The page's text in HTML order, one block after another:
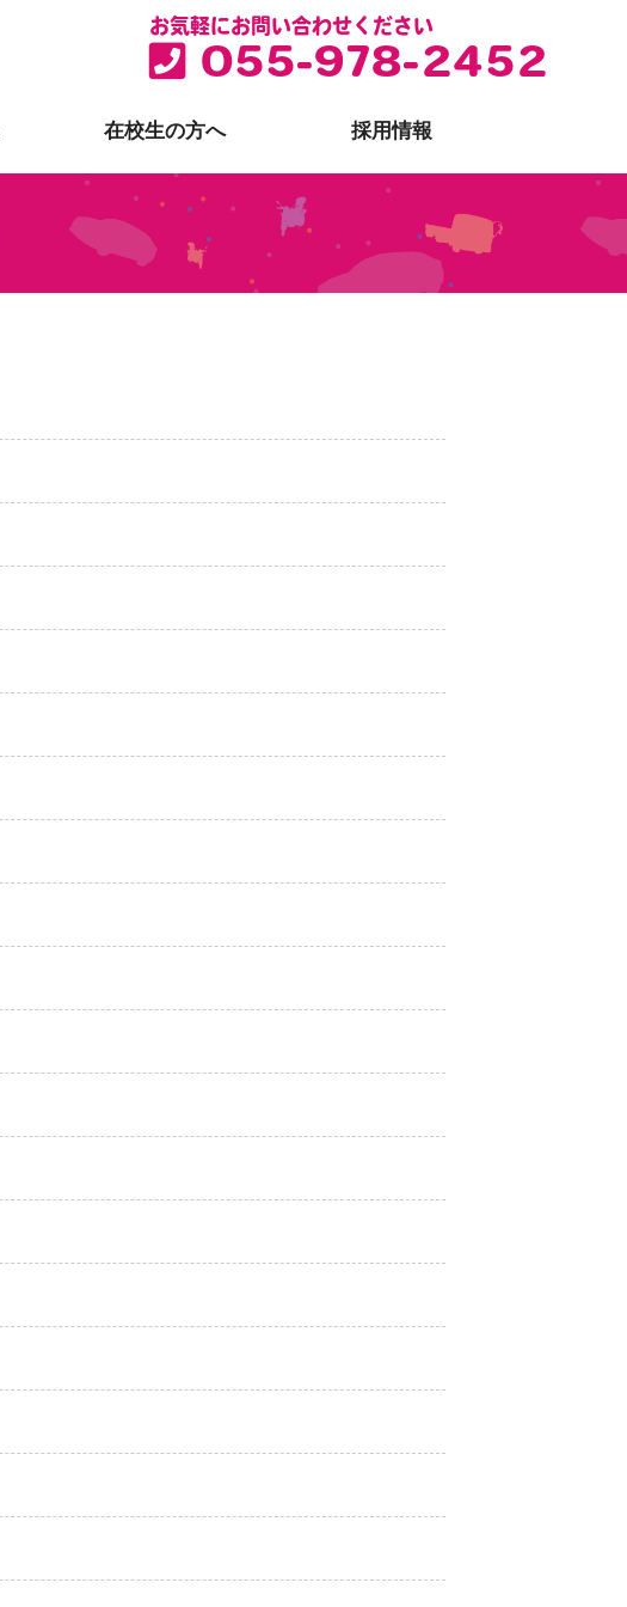
お気軽にお問い合わせください
055-978-2452
在校生の方へ 採用情報